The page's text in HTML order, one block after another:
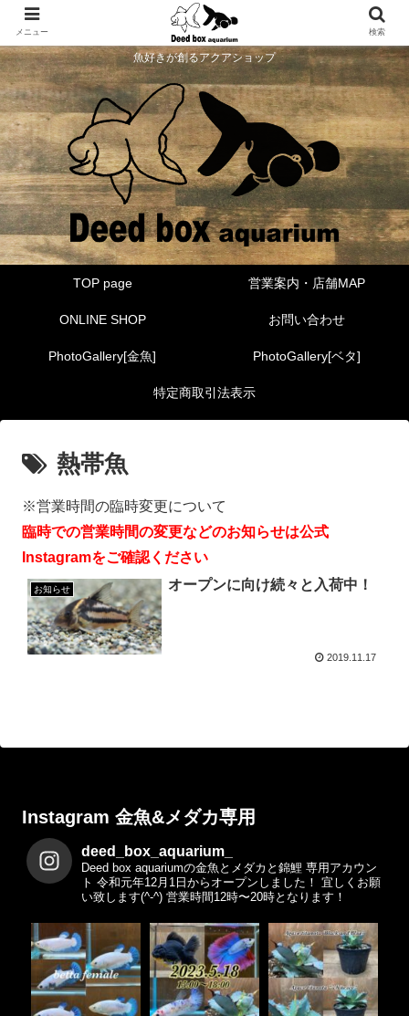
魚好きが創るアクアショップ
TOP page 営業案内・店舗MAP
ONLINE SHOP お問い合わせ
PhotoGallery[金魚] PhotoGallery[ベタ]
特定商取引法表示
熱帯魚
※営業時間の臨時変更について
臨時での営業時間の変更などのお知らせは公式
Instagramをご確認ください
お知らせ オープンに向け続々と入荷中！
2019.11.17
Instagram 金魚&メダカ専用
deed_box_aquarium_
Deed box aquariumの金魚とメダカと錦鯉 専用アカウン
ト 令和元年12月1日からオープンしました！ 宜しくお願
い致します(^-^) 営業時間12時〜20時となります！
メニュー 検索